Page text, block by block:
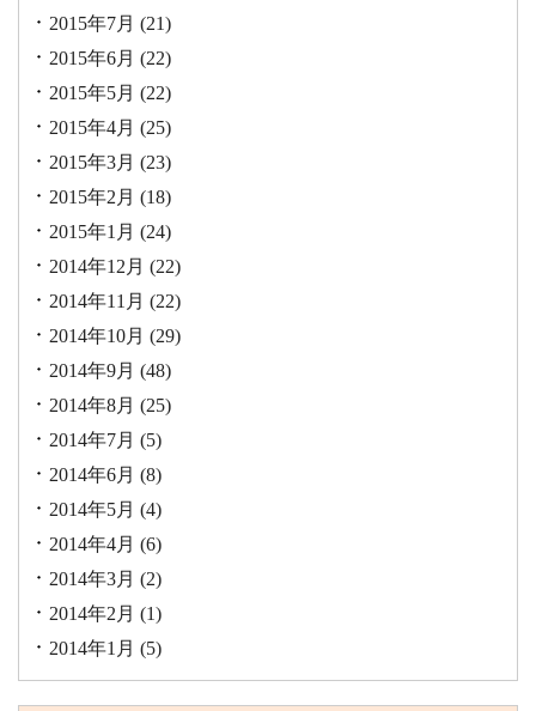
2015年7月 (21)
2015年6月 (22)
2015年5月 (22)
2015年4月 (25)
2015年3月 (23)
2015年2月 (18)
2015年1月 (24)
2014年12月 (22)
2014年11月 (22)
2014年10月 (29)
2014年9月 (48)
2014年8月 (25)
2014年7月 (5)
2014年6月 (8)
2014年5月 (4)
2014年4月 (6)
2014年3月 (2)
2014年2月 (1)
2014年1月 (5)